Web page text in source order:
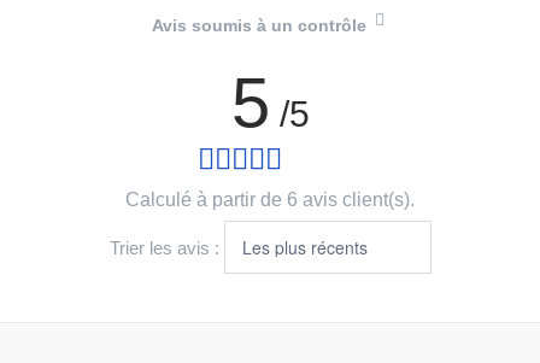
Avis soumis à un contrôle
5 /5
Calculé à partir de 6 avis client(s).
Trier les avis :